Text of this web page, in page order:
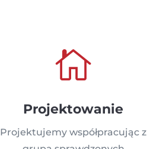

Projektowanie
Projektujemy współpracując z